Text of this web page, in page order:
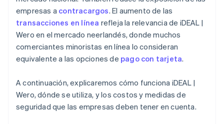
empresas a contracargos. El aumento de las
transacciones en línea refleja la relevancia de iDEAL |
Wero en el mercado neerlandés, donde muchos
comerciantes minoristas en línea lo consideran
equivalente a las opciones de pago con tarjeta.
A continuación, explicaremos cómo funciona iDEAL |
Wero, dónde se utiliza, y los costos y medidas de
seguridad que las empresas deben tener en cuenta.